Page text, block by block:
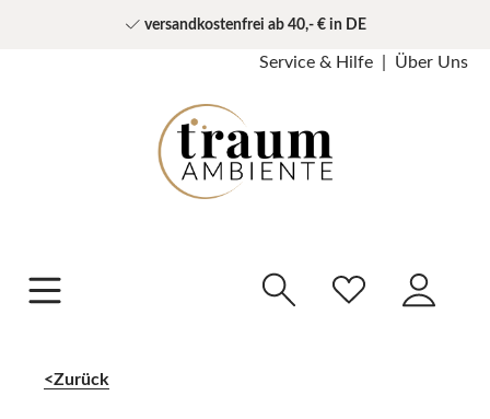
versandkostenfrei ab 40,- € in DE
Service & Hilfe Über Uns
Zurück